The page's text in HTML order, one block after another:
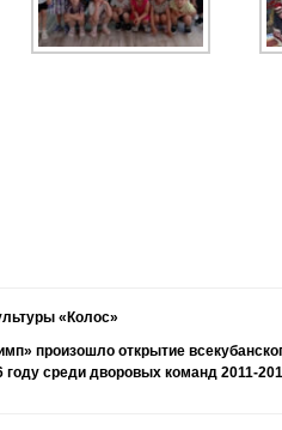
«Колос»
произошло открытие
году среди дворовых команд 2011-